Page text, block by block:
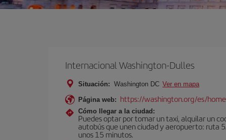
Internacional Washington-Dulles
Situación: Washington DC Ver en mapa
Página web: https://washington.org/es/
Cómo llegar a la ciudad:
Puedes optar por tomar un taxi, alquilar un
autobús que unen ciudad y aeropuerto: ruta
unos 15 minutos.